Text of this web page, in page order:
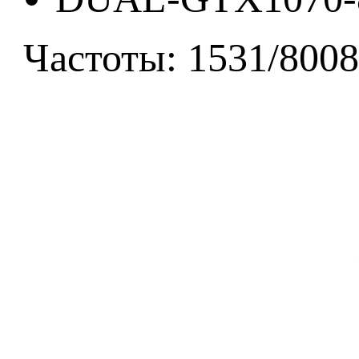
Частоты: 1531/